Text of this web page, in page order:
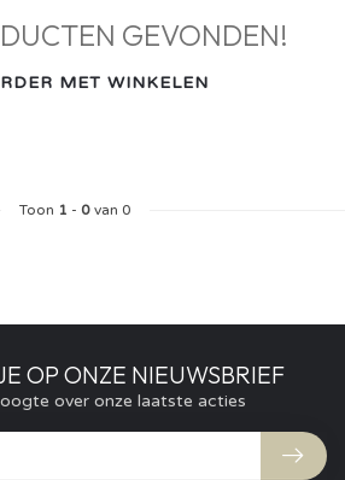
GEVONDEN!
MET WINKELEN
Toon 1 - 0van 0
OP ONZE NIEUWSBRIEF
over onze laatste acties